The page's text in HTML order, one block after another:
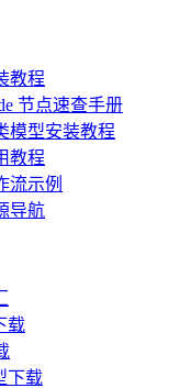
教程
节点速查手册
模型安装教程
教程
流示例
导航
载
下载